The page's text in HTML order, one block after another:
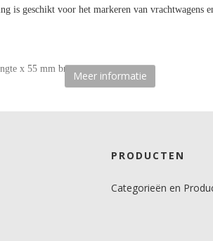
is geschikt voor het markeren van vrachtwagens
x 55 mm breedte)
solvent.
Meer informatie
PRODUCTEN
Categorieën en